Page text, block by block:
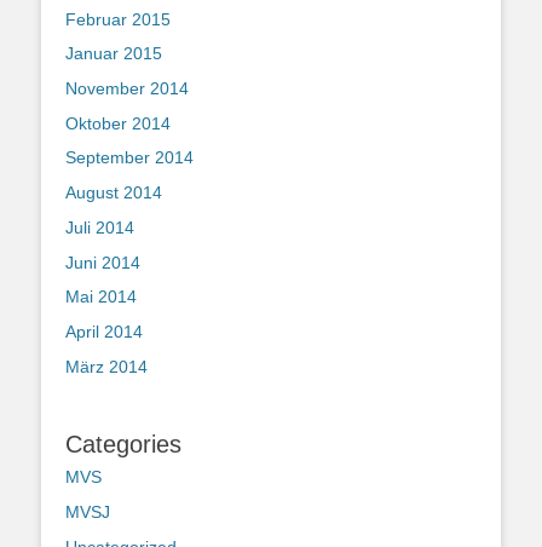
Februar 2015
Januar 2015
November 2014
Oktober 2014
September 2014
August 2014
Juli 2014
Juni 2014
Mai 2014
April 2014
März 2014
Categories
MVS
MVSJ